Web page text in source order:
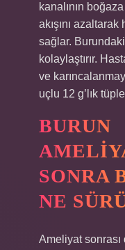
kanalının
akışını azaltarak
sağlar. Burundaki
kolaylaştırır.
ve
uçlu 12 g’lık
BURUN
SONRA
NE
Ameliyat